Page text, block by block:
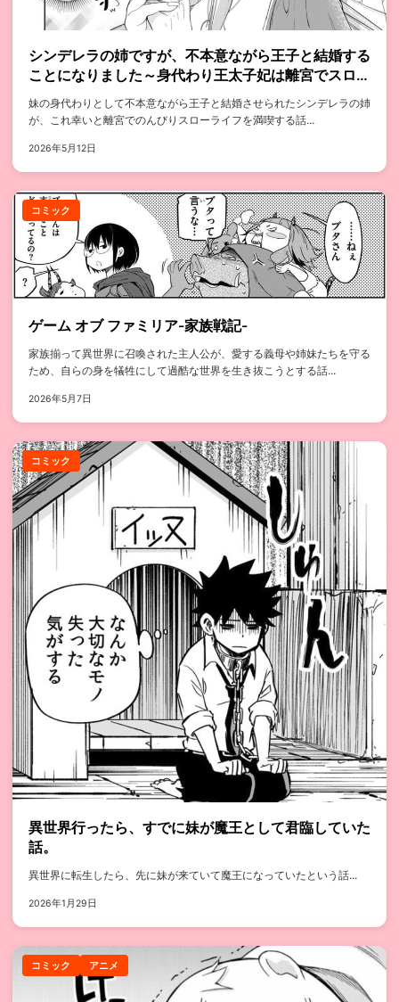
シンデレラの姉ですが、不本意ながら王子と結婚する
ことになりました～身代わり王太子妃は離宮でスロー
ライフを満喫する～
妹の身代わりとして不本意ながら王子と結婚させられたシンデレラの姉
が、これ幸いと離宮でのんびりスローライフを満喫する話...
2026年5月12日
コミック
ゲーム オブ ファミリア-家族戦記-
家族揃って異世界に召喚された主人公が、愛する義母や姉妹たちを守る
ため、自らの身を犠牲にして過酷な世界を生き抜こうとする話...
2026年5月7日
コミック
異世界行ったら、すでに妹が魔王として君臨していた
話。
異世界に転生したら、先に妹が来ていて魔王になっていたという話...
2026年1月29日
コミック アニメ